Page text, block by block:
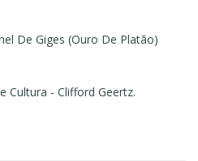
De Giges (Ouro De Platão)
Cultura - Clifford Geertz.